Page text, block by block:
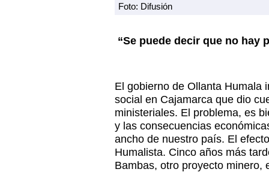
Foto: Difusión
“Se puede decir que no hay
El gobierno de Ollanta Humala
social en Cajamarca que dio
ministeriales. El problema, es
y las consecuencias
ancho de nuestro país. El
Humalista. Cinco años más
Bambas, otro proyecto minero,